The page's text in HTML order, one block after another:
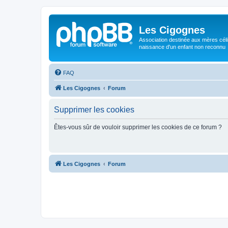
Les Cigognes
Association destinée aux mères
naissance d'un enfant non reconnu
FAQ
Les Cigognes Forum
Supprimer les cookies
Êtes-vous sûr de vouloir supprimer les cookies de ce forum ?
Les Cigognes Forum